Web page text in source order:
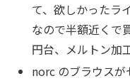
て、欲しかったラ
なので半額近くで
円台、メルトン加
norc のブラウス